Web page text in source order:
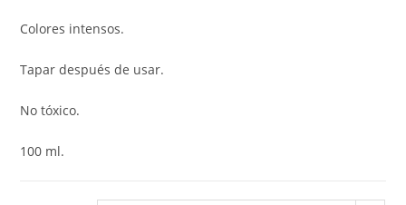
Colores intensos.
Tapar después de usar.
No tóxico.
100 ml.